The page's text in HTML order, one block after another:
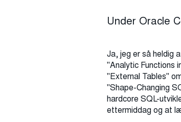
Under Oracle
Ja, jeg er så heldig
"Analytic Functions
"External Tables"
"Shape-Changing
hardcore SQL-
ettermiddag og at